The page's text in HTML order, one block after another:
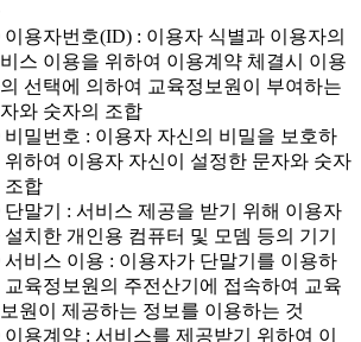
용자번호(ID) : 이용자 식별과 이용자의
스 이용을 위하여 이용계약 체결시 이용
선택에 의하여 교육정보원이 부여하는
와 숫자의 조합
밀번호 : 이용자 자신의 비밀을 보호하
위하여 이용자 자신이 설정한 문자와 숫자
조합
말기 : 서비스 제공을 받기 위해 이용자
설치한 개인용 컴퓨터 및 모뎀 등의 기기
비스 이용 : 이용자가 단말기를 이용하
교육정보원의 주전산기에 접속하여 교육
원이 제공하는 정보를 이용하는 것
용계약 : 서비스를 제공받기 위하여 이